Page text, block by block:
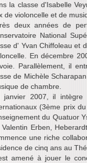
la classe d'Isabelle
de violoncelle et de
deux années de
National
d' Yvan Chiffoleau et
En décembre
Parallèlement, il
de Michèle
de chambre.
janvier 2007, il intègre
(3ème prix
du Quatuor
Erben,
une riche
de cinq ans au
amené à jouer le